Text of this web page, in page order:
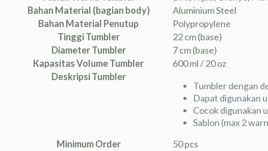
Bahan Material (bagian body)
Aluminium Steel
Bahan Material Penutup
Polypropylene
Tinggi Tumbler
22 cm (base)
Diameter Tumbler
7 cm (base)
Kapasitas Volume Tumbler
600 ml / 20 oz
Deskripsi Tumbler
Tumbler dengan
Dapat digunakan
Cocok digunakan
Sablon (max 2
Minimum Order
50 pcs